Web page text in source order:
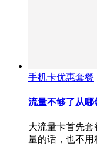
手机卡优惠套餐
流量不够了从哪
大流量卡首先
量的话，也不用